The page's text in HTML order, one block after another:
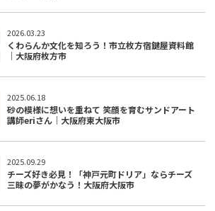
2026.03.23
くわらんか文化を知ろう！市立枚方宿鍵屋資料館
｜大阪府枚方市
2025.06.18
砂の模様に想いを重ねて 笑顔を育むサンドアート
講師eriさん｜大阪府東大阪市
2025.09.29
チーズ好き必見！「神戸元町ドリア」ならチーズ
三昧の夢がかなう！大阪府大阪市